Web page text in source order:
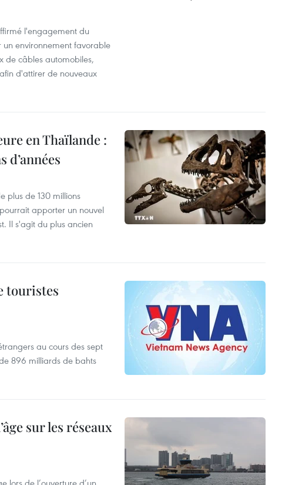
l'engagement du
un environnement favorable
de câbles automobiles,
d'attirer de nouveaux
en Thaïlande :
d’années
plus de 130 millions
apporter un nouvel
Il s'agit du plus ancien
touristes
au cours des sept
896 milliards de bahts
sur les réseaux
lors de l’ouverture d’un